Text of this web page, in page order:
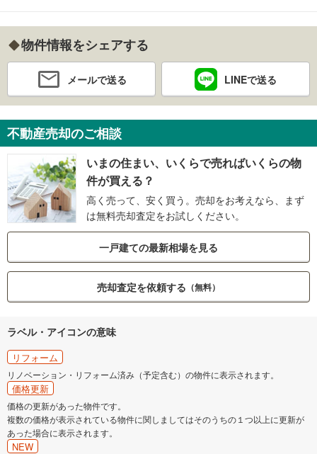
物件情報をシェアする
メールで送る LINEで送る
不動産売却のご相談
いまの住まい、いくらで売ればいくらの物
件が買える？
高く売って、安く買う。売却をお考えなら、まず
は無料売却査定をお試しください。
一戸建ての最新相場を見る
売却査定を依頼する （無料）
ラベル・アイコンの意味
リフォーム
リノベーション・リフォーム済み（予定含む）の物件に表示されます。
価格更新
価格の更新があった物件です。
複数の価格が表示されている物件に関しましてはそのうちの１つ以上に更新が
あった場合に表示されます。
NEW